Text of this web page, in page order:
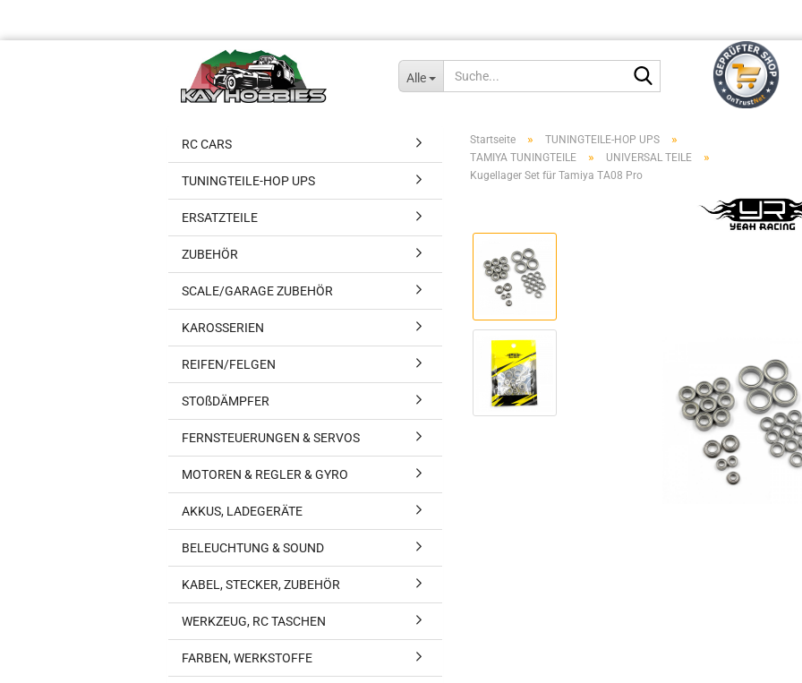
Alle
Startseite » TUNINGTEILE-HOP UPS »
TAMIYA TUNINGTEILE » UNIVERSAL TEILE »
Kugellager Set für Tamiya TA08 Pro
RC CARS
TUNINGTEILE-HOP UPS
ERSATZTEILE
ZUBEHÖR
SCALE/GARAGE ZUBEHÖR
KAROSSERIEN
REIFEN/FELGEN
STOßDÄMPFER
FERNSTEUERUNGEN & SERVOS
MOTOREN & REGLER & GYRO
AKKUS, LADEGERÄTE
BELEUCHTUNG & SOUND
KABEL, STECKER, ZUBEHÖR
WERKZEUG, RC TASCHEN
FARBEN, WERKSTOFFE